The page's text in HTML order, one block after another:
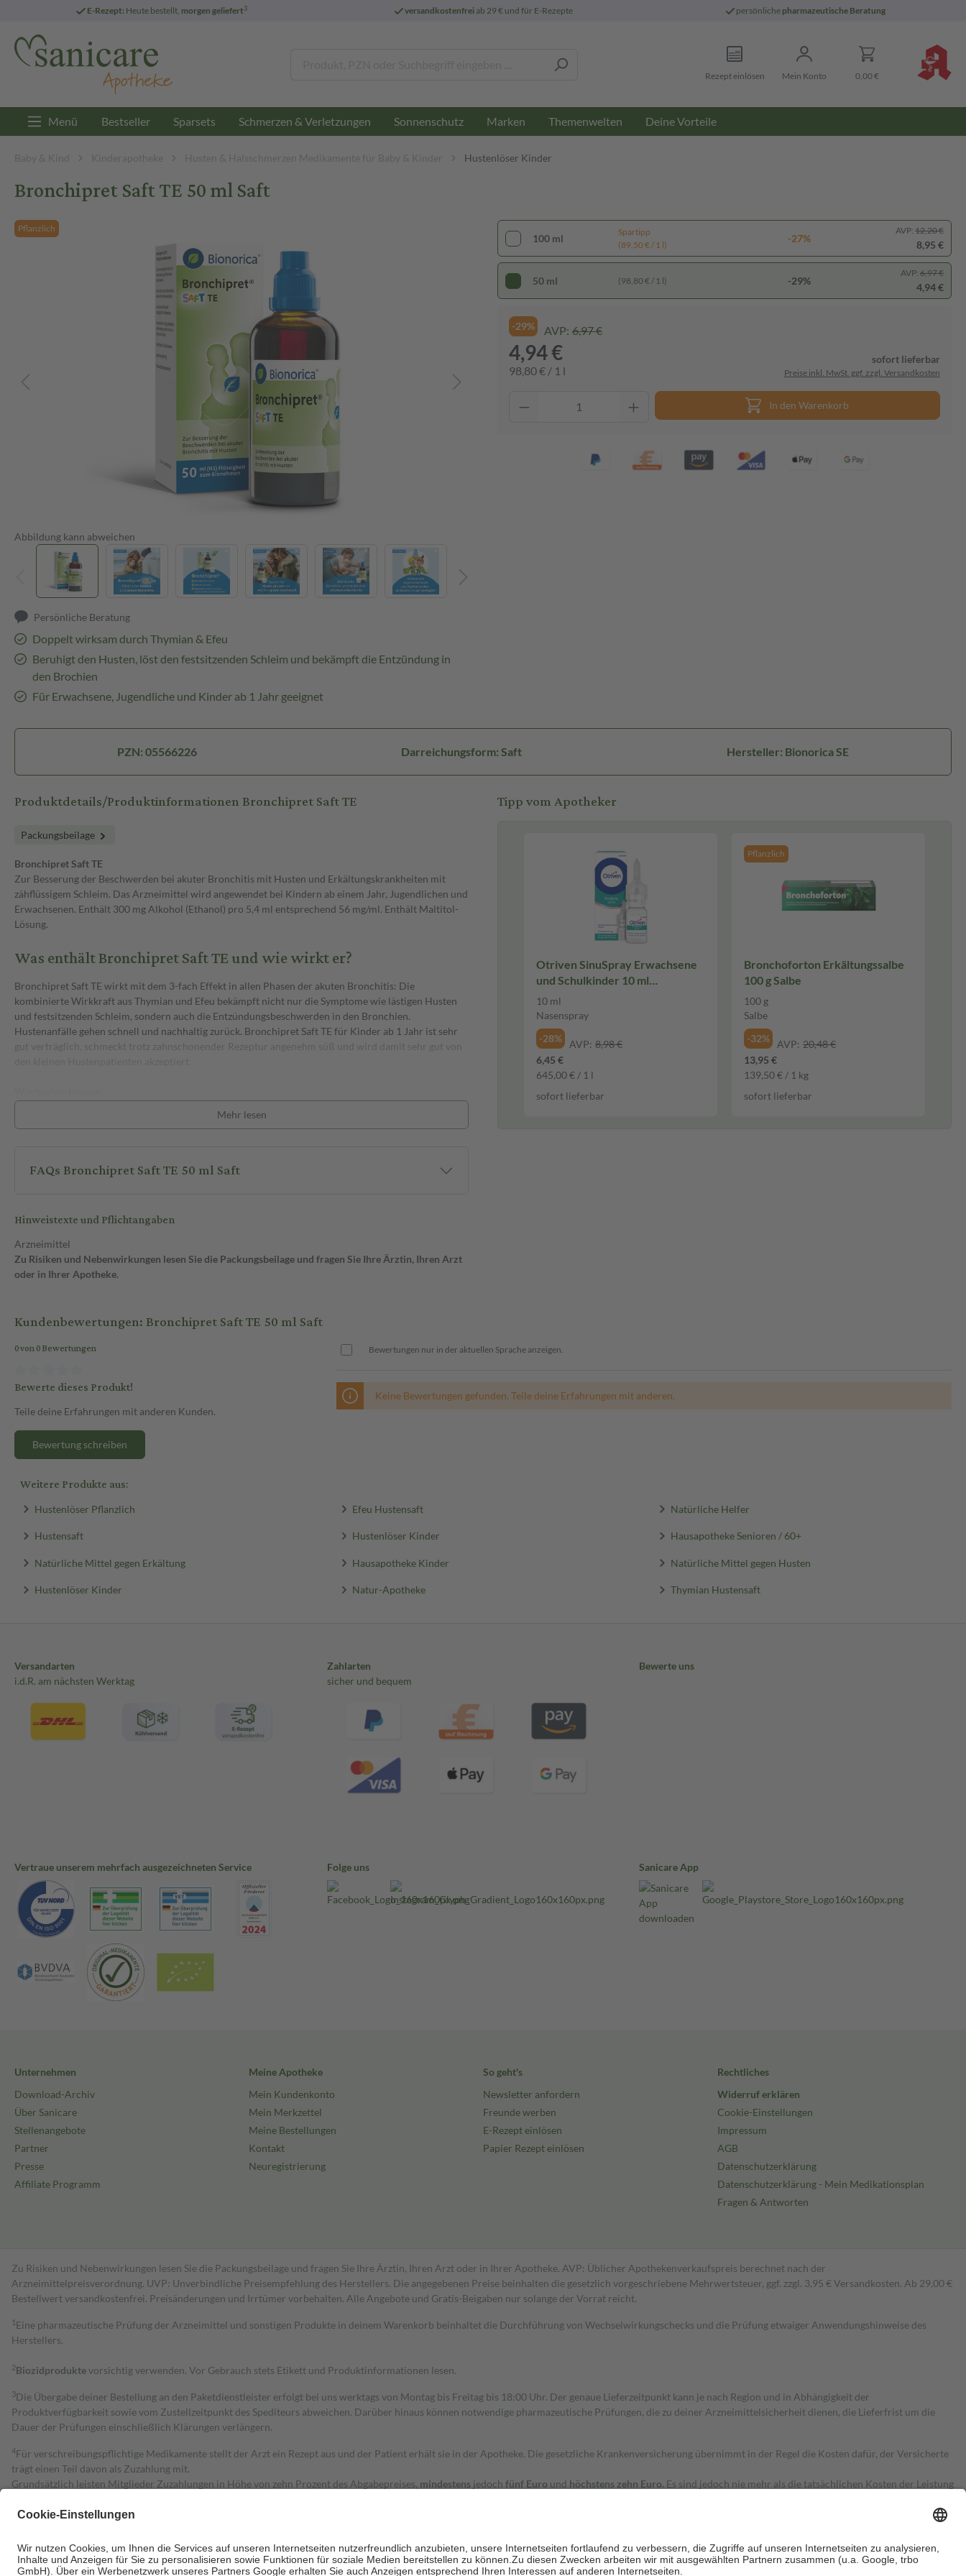
E-Rezept: Heute bestellt, morgen geliefert3 versandkostenfreiab 29 € und für E-Rezepte persönliche pharmazeutische Beratung
Rezept einlösen Mein Konto 0,00 €
Menü Bestseller Sparsets Schmerzen & Verletzungen Sonnenschutz Marken Themenwelten Deine Vorteile
Baby & Kind Kinderapotheke Husten & Halsschmerzen Medikamente für Baby & Kinder Hustenlöser Kinder
Bronchipret Saft TE 50 ml Saft
Pflanzlich
Abbildung kann abweichen
Persönliche Beratung
Doppelt wirksam durch Thymian & Efeu
Beruhigt den Husten, löst den festsitzenden Schleim und bekämpft die Entzündung in
den Brochien
Für Erwachsene, Jugendliche und Kinder ab 1 Jahr geeignet
100 ml
Spartipp
(89,50 € / 1 l)
-27%
AVP: 12,20 €
8,95 €
50 ml (98,80 € / 1 l) -29%
AVP: 6,97 €
4,94 €
-29% AVP: 6,97 €
4,94 €
98,80 € / 1 l
sofort lieferbar
Preise inkl. MwSt. ggf. zzgl. Versandkosten
In den Warenkorb
PZN: 05566226 Darreichungsform: Saft Hersteller: Bionorica SE
Produktdetails/Produktinformationen Bronchipret Saft TE
Packungsbeilage
Bronchipret Saft TE
Zur Besserung der Beschwerden bei akuter Bronchitis mit Husten und Erkältungskrankheiten mit
zähflüssigem Schleim. Das Arzneimittel wird angewendet bei Kindern ab einem Jahr, Jugendlichen und
Erwachsenen. Enthält 300 mg Alkohol (Ethanol) pro 5,4 ml entsprechend 56 mg/ml. Enthält Maltitol-
Lösung.
Was enthält Bronchipret Saft TE und wie wirkt er?
Bronchipret Saft TE wirkt mit dem 3-fach Effekt in allen Phasen der akuten Bronchitis: Die
kombinierte Wirkkraft aus Thymian und Efeu bekämpft nicht nur die Symptome wie lästigen Husten
und festsitzenden Schleim, sondern auch die Entzündungsbeschwerden in den Bronchien.
Hustenanfälle gehen schnell und nachhaltig zurück. Bronchipret Saft TE für Kinder ab 1 Jahr ist sehr
gut verträglich, schmeckt trotz zahnschonender Rezeptur angenehm süß und wird damit sehr gut von
Bronchipret Saft TE kann in der Regel zusammen mit anderen Medikamenten eingenommen werden,
auch mit Antibiotika, falls diese vom Arzt verschrieben wurden. In jedem Fall solltest du jedoch
Nebenwirkungen
Wie wird Bronchipret Saft TE eingenommen?
Die empfohlene Dosis beträgt 3-mal täglich (morgens, mittags und abends). Du kannst den Saft pur
Mehr lesen
FAQs Bronchipret Saft TE 50 ml Saft
Hinweistexte und Pflichtangaben
Arzneimittel
Zu Risiken und Nebenwirkungen lesen Sie die Packungsbeilage und fragen Sie Ihre Ärztin, Ihren Arzt
oder in Ihrer Apotheke.
Tipp vom Apotheker
Otriven SinuSpray Erwachsene
und Schulkinder 10 ml
Nasenspray
10 ml
Nasenspray
-28%
AVP: 8,98 €
6,45 €
645,00 € / 1 l
sofort lieferbar
Pflanzlich
Bronchoforton Erkältungssalbe
100 g Salbe
100 g
Salbe
-32%
AVP: 20,48 €
13,95 €
139,50 € / 1 kg
sofort lieferbar
Kundenbewertungen: Bronchipret Saft TE 50 ml Saft
0 von 0 Bewertungen
Bewerte dieses Produkt!
Teile deine Erfahrungen mit anderen Kunden.
Bewertung schreiben
Bewertungen nur in der aktuellen Sprache anzeigen.
Keine Bewertungen gefunden. Teile deine Erfahrungen mit anderen.
Weitere Produkte aus:
Hustenlöser Pflanzlich Efeu Hustensaft Natürliche Helfer
Hustensaft Hustenlöser Kinder Hausapotheke Senioren / 60+
Natürliche Mittel gegen Erkältung Hausapotheke Kinder Natürliche Mittel gegen Husten
Hustenlöser Kinder Natur-Apotheke Thymian Hustensaft
Versandarten
i.d.R. am nächsten Werktag
Zahlarten
sicher und bequem
Bewerte uns
Vertraue unserem mehrfach ausgezeichneten Service Folge uns Sanicare App
Unternehmen
Download-Archiv
Über Sanicare
Stellenangebote
Partner
Presse
Affiliate Programm
Meine Apotheke
Mein Kundenkonto
Mein Merkzettel
Meine Bestellungen
Kontakt
Neuregistrierung
So geht's
Newsletter anfordern
Freunde werben
E-Rezept einlösen
Papier Rezept einlösen
Rechtliches
Widerruf erklären
Cookie-Einstellungen
Impressum
AGB
Datenschutzerklärung
Datenschutzerklärung - Mein Medikationsplan
Fragen & Antworten
Zu Risiken und Nebenwirkungen lesen Sie die Packungsbeilage und fragen Sie Ihre Ärztin, Ihren Arzt oder in Ihrer Apotheke. AVP: Üblicher Apothekenverkaufspreis berechnet nach der
Arzneimittelpreisverordnung. UVP: Unverbindliche Preisempfehlung des Herstellers. Die angegebenen Preise beinhalten die gesetzlich vorgeschriebene Mehrwertsteuer, ggf. zzgl. 3,95 € Versandkosten. Ab 29,00 €
Bestell­wert versand­kosten­frei. Preisänderungen und Irrtümer vorbehalten. Alle Angebote und Gratis-Beigaben nur solange der Vorrat reicht.
1 Eine pharmazeutische Prüfung der Arzneimittel und sonstigen Produkte in deinem Warenkorb beinhaltet die Durchführung von Wechselwirkungschecks und die Prüfung etwaiger Anwendungshinweise des
Herstellers.
2Biozidproduktevorsichtig verwenden. Vor Gebrauch stets Etikett und Produktinformationen lesen.
3Die Übergabe deiner Bestellung an den Paketdienstleister erfolgt bei uns werktags von Montag bis Freitag bis 18:00 Uhr. Der genaue Lieferzeitpunkt kann je nach Region und in Abhängigkeit der
Produktverfügbarkeit sowie vom Zustellzeitpunkt des Spediteurs abweichen. Darüber hinaus können notwendige pharmazeutische Prüfungen, die zu deiner Arzneimittelsicherheit dienen, die Lieferfrist um die
Dauer der Prüfungen einschließlich Klärungen verlängern.
4Für verschreibungspflichtige Medikamente stellt der Arzt ein Rezept aus und der Patient erhält sie in der Apotheke. Die gesetzliche Krankenversicherung übernimmt in der Regel die Kosten dafür, der Versicherte
trägt einen Teil davon als Zuzahlung mit.
Grundsätzlich leisten Mitglieder Zuzahlungen in Höhe von zehn Prozent des Abgabepreises, mindestens jedoch fünf Euro und höchstens zehn Euro. Es sind jedoch nie mehr als die tatsächlichen Kosten der Leistung
Diese Regeln gelten grundsätzlich auch für Online-Apotheken.
Um das Engagement der Versicherten für ihre eigene Gesundheit zu stärken und die besondere Stellung der Familie zu unterstützen, fallenkeine Zuzahlungen an bei:
• Kindern und Jugendlichen bis zum vollendeten 18. Lebensjahr mit Ausnahme der Fahrkosten